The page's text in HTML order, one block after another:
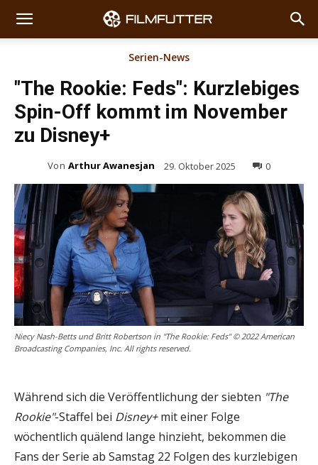
Serien-News
"The Rookie: Feds": Kurzlebiges
Spin-Off kommt im November
zu Disney+
Von Arthur Awanesjan 29. Oktober 2025 0
Niecy Nash-Betts und Britt Robertson in "The Rookie: Feds" © 2022 American
Broadcasting Companies, Inc. All rights reserved.
Während sich die Veröffentlichung der siebten "The
Rookie"-Staffel bei Disney+mit einer Folge
wöchentlich quälend lange hinzieht, bekommen die
Fans der Serie ab Samstag 22 Folgen des kurzlebigen